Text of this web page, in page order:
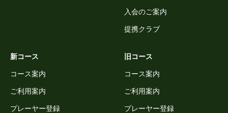
入会のご案内
提携クラブ
新コース
コース案内
ご利用案内
プレーヤー登録
旧コース
コース案内
ご利用案内
プレーヤー登録